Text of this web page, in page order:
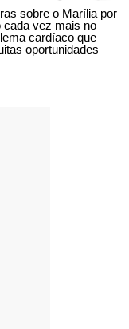
sobre o Marília por
cada vez mais no
cardíaco que
oportunidades